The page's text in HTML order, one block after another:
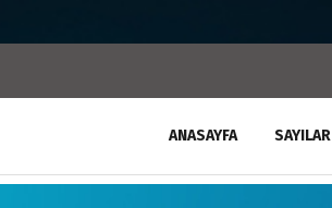
ANASAYFA SAYILAR